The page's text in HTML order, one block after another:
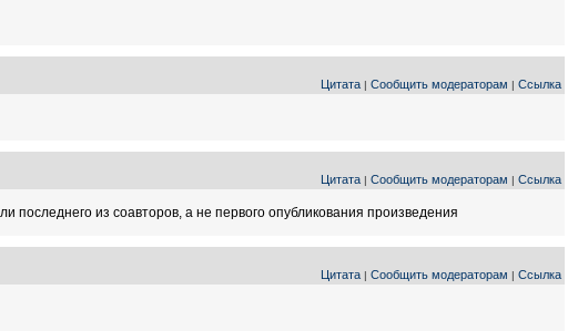
Цитата | Сообщить модераторам | Ссылка
Цитата | Сообщить модераторам | Ссылка
последнего из соавторов, а не первого опубликования произведения
Цитата | Сообщить модераторам | Ссылка